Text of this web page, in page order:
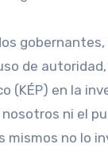
de
(KÉP) en la
ni el
mismos no lo